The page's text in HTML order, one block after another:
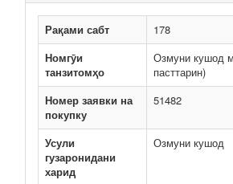
Рақами сабт
178
Номгӯи
танзитомҳо
Озмуни кушод
пасттарин)
Номер заявки на
покупку
51482
Усули
гузаронидани
харид
Озмуни кушод